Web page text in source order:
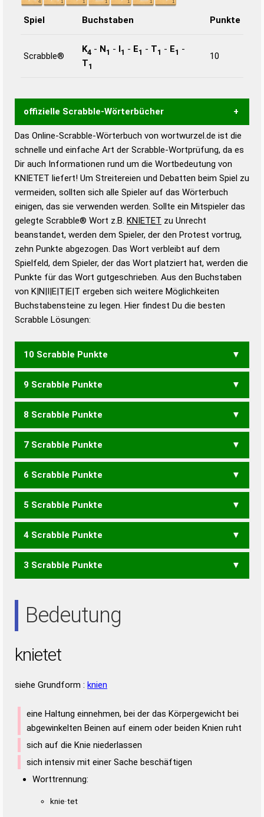
Spiel Buchstaben Punkte
Scrabble®
K4 - N1 - I1 - E1 - T1 - E1 -
T1
10
offizielle Scrabble-Wörterbücher
Wortwurzel liefert mit Hilfe eines semantischen
Wortanalyse-Algorithmus gute Anhaltspunkte zu
Wortbedeutung, Worttrennung und Wortform, um die
Gültigkeit eines Wortes für das Scrabble-Spiel zu
bestimmen!
zugelassene Turnier Scrabble-
Wörterbücher sind:
Duden – Standardwerk in 12 Bänden
Duden – Richtiges und gutes
Deutsch
Duden – Die deutsche Grammatik
Duden – Deutsches
Das Online-Scrabble-Wörterbuch von wortwurzel.de ist die
schnelle und einfache Art der Scrabble-Wortprüfung, da es
Dir auch Informationen rund um die Wortbedeutung von
KNIETET liefert! Um Streitereien und Debatten beim Spiel zu
vermeiden, sollten sich alle Spieler auf das Wörterbuch
einigen, das sie verwenden werden. Sollte ein Mitspieler das
gelegte Scrabble® Wort z.B. KNIETET zu Unrecht
beanstandet, werden dem Spieler, der den Protest vortrug,
zehn Punkte abgezogen. Das Wort verbleibt auf dem
Spielfeld, dem Spieler, der das Wort platziert hat, werden die
Punkte für das Wort gutgeschrieben. Aus den Buchstaben
von K|N|I|E|T|E|T ergeben sich weitere Möglichkeiten
Buchstabensteine zu legen. Hier findest Du die besten
Scrabble Lösungen:
10 Scrabble Punkte
KITETEN
9 Scrabble Punkte
KETTEN KITETE KITTEN
8 Scrabble Punkte
IKTEN KEINE KETTE
7 Scrabble Punkte
KEIN KETT KIEN KITE
6 Scrabble Punkte
KEN KIN KIT EINTET
5 Scrabble Punkte
EINET EINTE NETTE
4 Scrabble Punkte
EINE EINT ENTE NETT
3 Scrabble Punkte
Bedeutung
knietet
siehe Grundform : knien
eine Haltung einnehmen, bei der das Körpergewicht bei
abgewinkelten Beinen auf einem oder beiden Knien ruht
sich auf die Knie niederlassen
sich intensiv mit einer Sache beschäftigen
Worttrennung:
knie·tet